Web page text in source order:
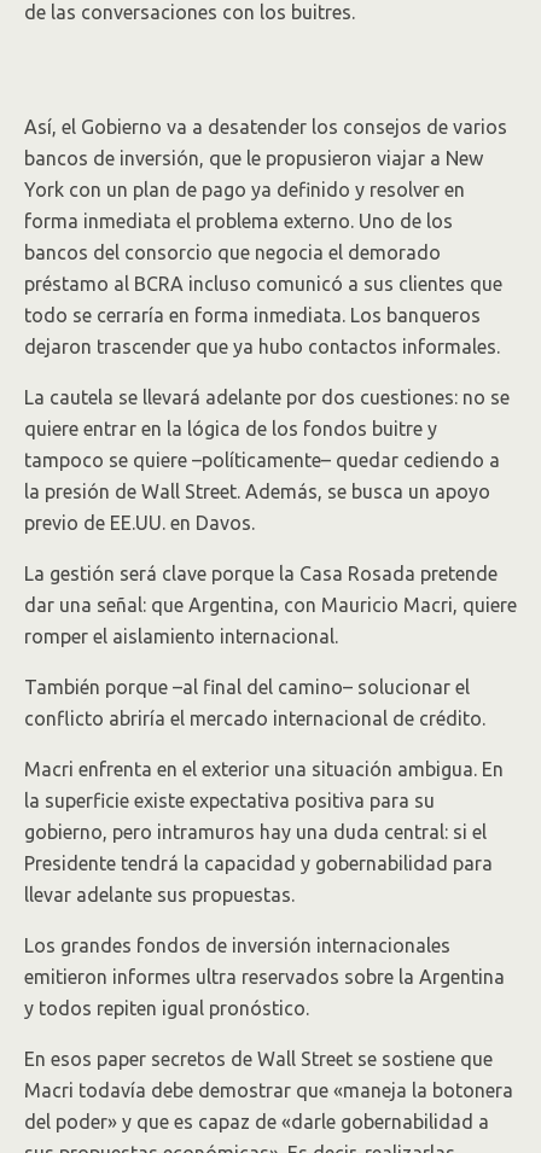
de las conversaciones con los buitres.
Así, el Gobierno va a desatender los consejos de varios
bancos de inversión, que le propusieron viajar a New
York con un plan de pago ya definido y resolver en
forma inmediata el problema externo. Uno de los
bancos del consorcio que negocia el demorado
préstamo al BCRA incluso comunicó a sus clientes que
todo se cerraría en forma inmediata. Los banqueros
dejaron trascender que ya hubo contactos informales.
La cautela se llevará adelante por dos cuestiones: no se
quiere entrar en la lógica de los fondos buitre y
tampoco se quiere –políticamente– quedar cediendo a
la presión de Wall Street. Además, se busca un apoyo
previo de EE.UU. en Davos.
La gestión será clave porque la Casa Rosada pretende
dar una señal: que Argentina, con Mauricio Macri, quiere
romper el aislamiento internacional.
También porque –al final del camino– solucionar el
conflicto abriría el mercado internacional de crédito.
Macri enfrenta en el exterior una situación ambigua. En
la superficie existe expectativa positiva para su
gobierno, pero intramuros hay una duda central: si el
Presidente tendrá la capacidad y gobernabilidad para
llevar adelante sus propuestas.
Los grandes fondos de inversión internacionales
emitieron informes ultra reservados sobre la Argentina
y todos repiten igual pronóstico.
En esos paper secretos de Wall Street se sostiene que
Macri todavía debe demostrar que «maneja la botonera
del poder» y que es capaz de «darle gobernabilidad a